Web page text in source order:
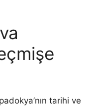
tarihi ve